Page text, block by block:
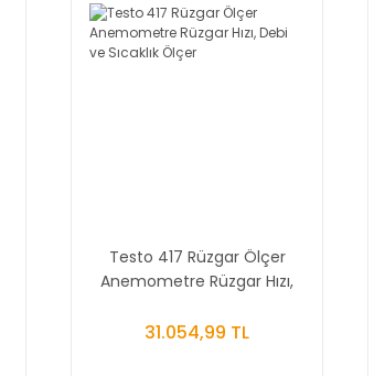
Testo 417 Rüzgar Ölçer
Anemometre Rüzgar Hızı,
31.054,99 TL